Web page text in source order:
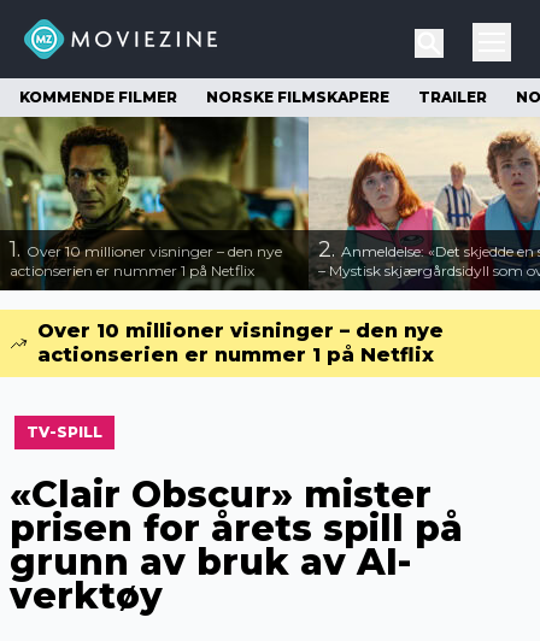
KOMMENDE FILMER NORSKE FILMSKAPERE TRAILER
1. Over 10 millioner visninger – den nye
actionserien er nummer 1 på Netflix
2. Anmeldelse: «Det skjedde
– Mystisk skjærgårdsidyll som
Over 10 millioner visninger – den nye
actionserien er nummer 1 på Netflix
TV-SPILL
«Clair Obscur» mister
prisen for årets spill på
grunn av bruk av AI-
verktøy